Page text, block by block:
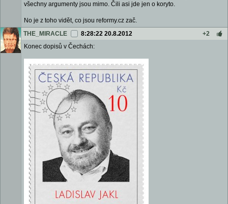
všechny argumenty jsou mimo. Čili asi jde jen o koryto.
No je z toho vidět, co jsou reformy.cz zač.
THE_MIRACLE
8:28:22 20.8.2012
+2
Konec dopisů v Čechách: